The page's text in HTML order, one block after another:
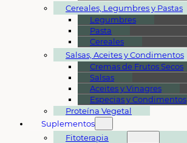
Cereales, Legumbres y Pastas
Legumbres
Pasta
Cereales
Salsas, Aceites y Condimentos
Cremas de Frutos Secos
Salsas
Aceites y Vinagres
Especias y Condimentos
Proteína Vegetal
Suplementos
Fitoterapia